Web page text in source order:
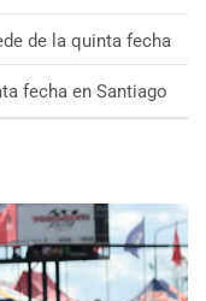
de la quinta fecha
fecha en Santiago